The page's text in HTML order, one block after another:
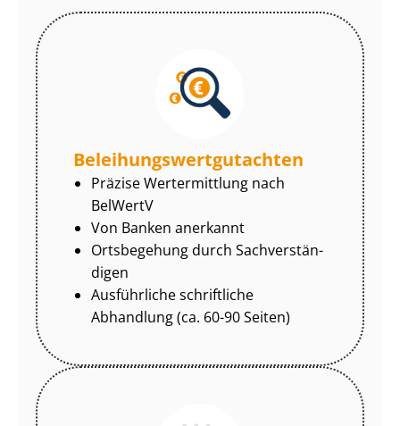
Be­lei­hungs­wert­gut­ach­ten
Präzise Wertermittlung nach
BelWertV
Von Banken anerkannt
Ortsbegehung durch Sach­ver­stän­
di­gen
Ausführliche schriftliche
Abhandlung (ca. 60-90 Seiten)